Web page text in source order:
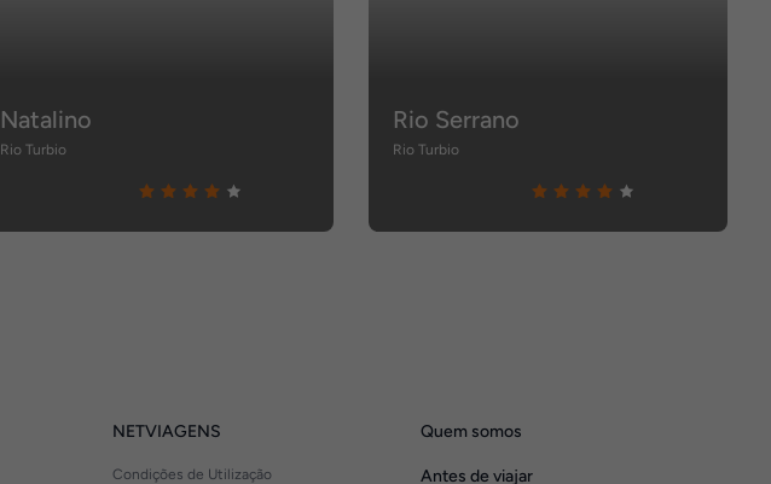
Natalino
Rio Turbio
Rio Serrano
Rio Turbio
NETVIAGENS
Condições de Utilização
Quem somos
Antes de viajar